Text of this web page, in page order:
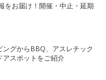
をお届け！開催・中止・延期
ングからBBQ、アスレチック
アスポットをご紹介